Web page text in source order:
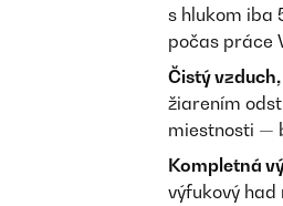
s hlukom iba
počas práce
Čistý
žiarením
miestnosti —
Kompletná
výfukový